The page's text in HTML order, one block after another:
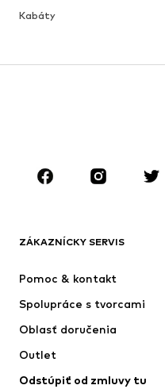
Kabáty
Sukne
Doplnky
Nové
Bundy
Bielizeň
Kabáty
Plavky
ZÁKAZNÍCKY SERVIS
Pomoc & kontakt
Spolupráce s tvorcami
Oblasť doručenia
Outlet
Odstúpiť od zmluvy tu